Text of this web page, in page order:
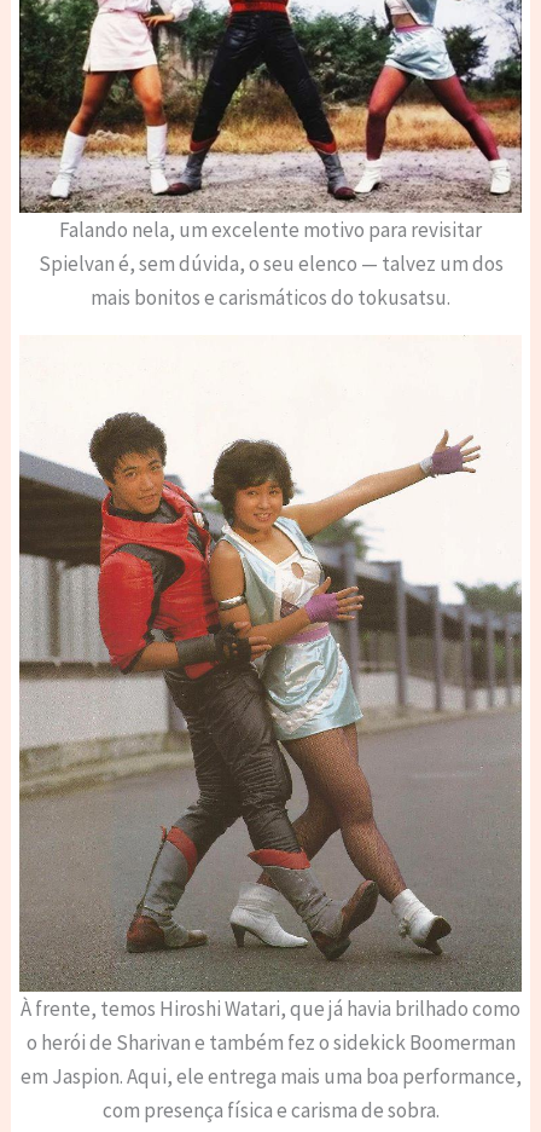
Falando nela, um excelente motivo para revisitar
Spielvan é, sem dúvida, o seu elenco — talvez um dos
mais bonitos e carismáticos do tokusatsu.
À frente, temos Hiroshi Watari, que já havia brilhado como
o herói de Sharivan e também fez o sidekick Boomerman
em Jaspion. Aqui, ele entrega mais uma boa performance,
com presença física e carisma de sobra.